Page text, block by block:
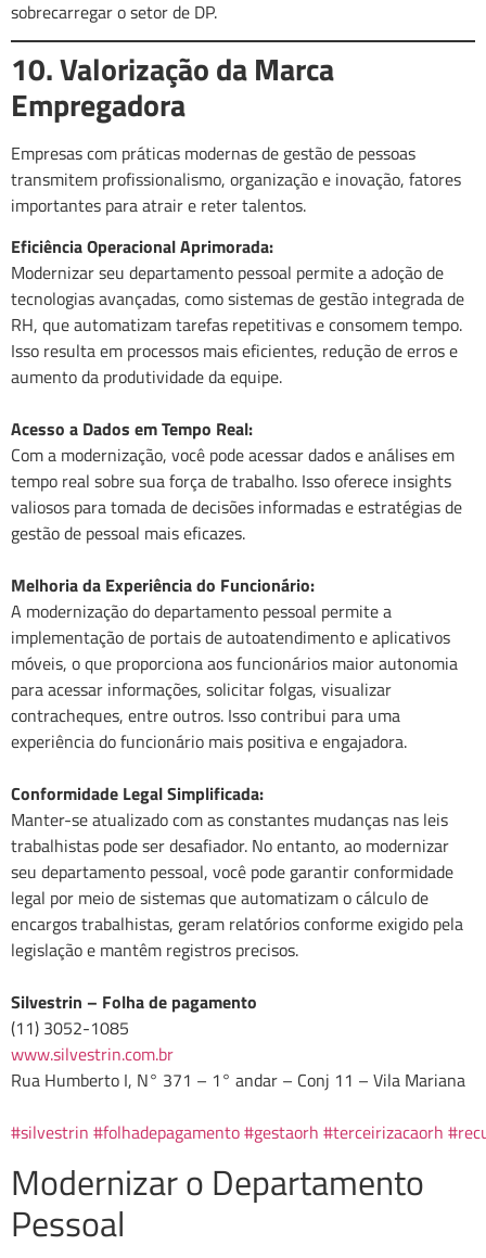
sobrecarregar o setor de DP.
10. Valorização da Marca
Empregadora
Empresas com práticas modernas de gestão de pessoas
transmitem profissionalismo, organização e inovação, fatores
importantes para atrair e reter talentos.
Eficiência Operacional Aprimorada:
Modernizar seu departamento pessoal permite a adoção de
tecnologias avançadas, como sistemas de gestão integrada de
RH, que automatizam tarefas repetitivas e consomem tempo.
Isso resulta em processos mais eficientes, redução de erros e
aumento da produtividade da equipe.
Acesso a Dados em Tempo Real:
Com a modernização, você pode acessar dados e análises em
tempo real sobre sua força de trabalho. Isso oferece insights
valiosos para tomada de decisões informadas e estratégias de
gestão de pessoal mais eficazes.
Melhoria da Experiência do Funcionário:
A modernização do departamento pessoal permite a
implementação de portais de autoatendimento e aplicativos
móveis, o que proporciona aos funcionários maior autonomia
para acessar informações, solicitar folgas, visualizar
contracheques, entre outros. Isso contribui para uma
experiência do funcionário mais positiva e engajadora.
Conformidade Legal Simplificada:
Manter-se atualizado com as constantes mudanças nas leis
trabalhistas pode ser desafiador. No entanto, ao modernizar
seu departamento pessoal, você pode garantir conformidade
legal por meio de sistemas que automatizam o cálculo de
encargos trabalhistas, geram relatórios conforme exigido pela
legislação e mantêm registros precisos.
Silvestrin – Folha de pagamento
(11) 3052-1085
www.silvestrin.com.br
Rua Humberto I, N° 371 – 1° andar – Conj 11 – Vila Mariana
#silvestrin #folhadepagamento#gestaorh #terceirizacaorh
Modernizar o Departamento
Pessoal